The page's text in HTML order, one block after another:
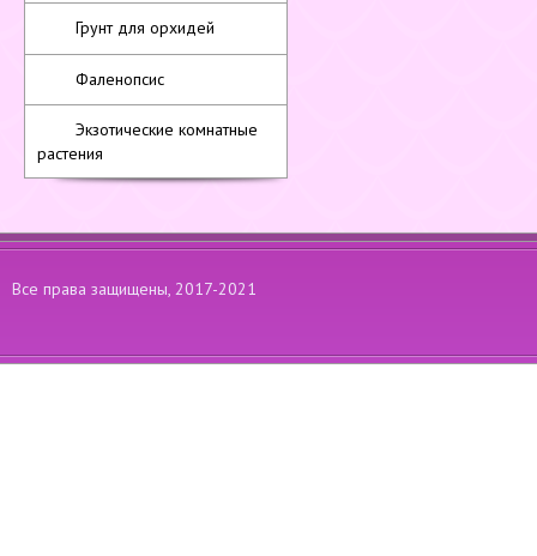
Грунт для орхидей
Фаленопсис
Экзотические комнатные
растения
Все права защищены, 2017-2021